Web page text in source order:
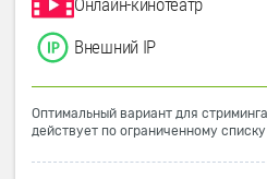
Внешний IP
Оптимальный вариант для
действует по ограниченному списку